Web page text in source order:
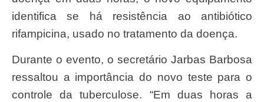
identifica se há resistência ao antibiótico
rifampicina, usado no tratamento da doença.
Durante o evento, o secretário Jarbas Barbosa
ressaltou a importância do novo teste para o
controle da tuberculose. “Em duas horas a